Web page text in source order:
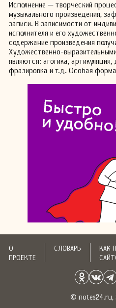
Исполнение — творческий
музыкального произведения,
записи. В зависимости от
исполнителя и его
содержание произведения
Художественно-
являются: агогика,
фразировка и т.д. Особая
О
ПРОЕКТЕ
СЛОВАРЬ
КАК
© notes24.ru,